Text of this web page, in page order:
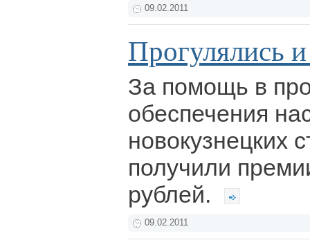
09.02.2011
Прогулялись
За помощь в
обеспечения
новокузнецких
получили
рублей.
09.02.2011